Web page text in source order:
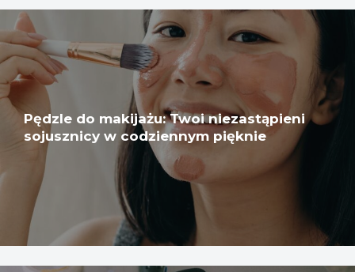
Pędzle do makijażu: Twoi niezastąpieni
sojusznicy w codziennym pięknie